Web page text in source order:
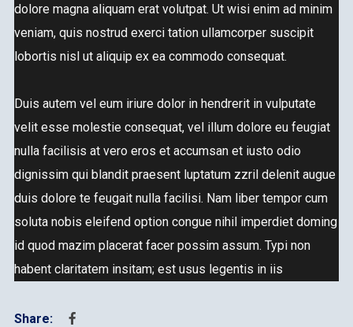
dolore magna aliquam erat volutpat. Ut wisi enim ad minim
veniam, quis nostrud exerci tation ullamcorper suscipit
lobortis nisl ut aliquip ex ea commodo consequat.
Duis autem vel eum iriure dolor in hendrerit in vulputate
velit esse molestie consequat, vel illum dolore eu feugiat
nulla facilisis at vero eros et accumsan et iusto odio
dignissim qui blandit praesent luptatum zzril delenit augue
duis dolore te feugait nulla facilisi. Nam liber tempor cum
soluta nobis eleifend option congue nihil imperdiet doming
id quod mazim placerat facer possim assum. Typi non
habent claritatem insitam; est usus legentis in iis